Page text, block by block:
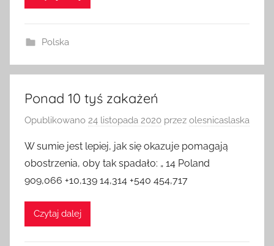
Polska
Ponad 10 tyś zakażeń
Opublikowano 24 listopada 2020 przez olesnicaslaska
W sumie jest lepiej, jak się okazuje pomagają
obostrzenia, oby tak spadało: „ 14 Poland
909,066 +10,139 14,314 +540 454,717
Czytaj dalej